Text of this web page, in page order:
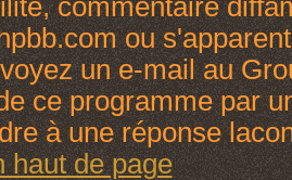
commentaire
ou
un e-mail au
ce programme par
à une réponse
haut de page